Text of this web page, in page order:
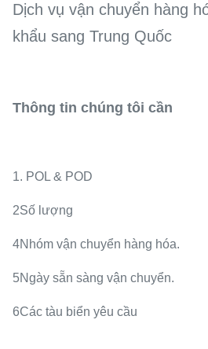
Dịch vụ vận chuyển hàng
khẩu sang Trung Quốc
Thông tin chúng tôi cần
1. POL & POD
2Số lượng
4Nhóm vận chuyển hàng hóa.
5Ngày sẵn sàng vận chuyển.
6Các tàu biển yêu cầu